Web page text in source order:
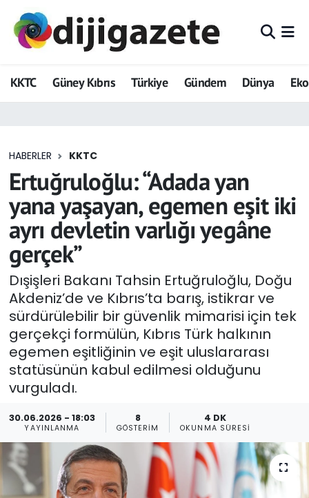
KKTC Güney Kıbrıs Türkiye Gündem Dünya
HABERLER KKTC
Ertuğruloğlu: “Adada yan
yana yaşayan, egemen eşit iki
ayrı devletin varlığı yegâne
gerçek”
Dışişleri Bakanı Tahsin Ertuğruloğlu, Doğu
Akdeniz’de ve Kıbrıs’ta barış, istikrar ve
sürdürülebilir bir güvenlik mimarisi için tek
gerçekçi formülün, Kıbrıs Türk halkının
egemen eşitliğinin ve eşit uluslararası
statüsünün kabul edilmesi olduğunu
vurguladı.
30.06.2026 - 18:03
YAYINLANMA
8
GÖSTERIM
4 DK
OKUNMA SÜRESI
ADVERTORIAL
Dijigazete
Eğitim
Ekonomi
Foto Galeri
GEZİ
Güncel
Gündem
KKTC
Kültür Sanat
Magazin
Hava Durumu
Trafik Durumu
Tüm Manşetler
Son Dakika Haberleri
Haber Arşivi